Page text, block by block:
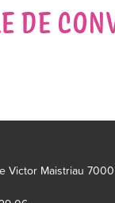
DE
Victor Maistriau